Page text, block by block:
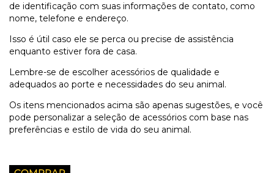
de identificação com suas informações de contato, como
nome, telefone e endereço.
Isso é útil caso ele se perca ou precise de assistência
enquanto estiver fora de casa.
Lembre-se de escolher acessórios de qualidade e
adequados ao porte e necessidades do seu animal.
Os itens mencionados acima são apenas sugestões, e você
pode personalizar a seleção de acessórios com base nas
preferências e estilo de vida do seu animal.